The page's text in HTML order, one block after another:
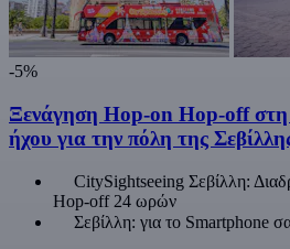
-5%
Ξενάγηση Hop-on Hop-off
ήχου για την πόλη της
CitySightseeing Σεβίλλη:
Hop-off 24 ωρών
Σεβίλλη: για το Smartphone